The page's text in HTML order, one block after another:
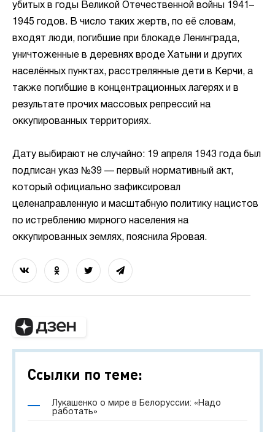
убитых в годы Великой Отечественной войны 1941–
1945 годов. В число таких жертв, по её словам,
входят люди, погибшие при блокаде Ленинграда,
уничтоженные в деревнях вроде Хатыни и других
населённых пунктах, расстрелянные дети в Керчи, а
также погибшие в концентрационных лагерях и в
результате прочих массовых репрессий на
оккупированных территориях.
Дату выбирают не случайно: 19 апреля 1943 года был
подписан указ №39 — первый нормативный акт,
который официально зафиксировал
целенаправленную и масштабную политику нацистов
по истреблению мирного населения на
оккупированных землях, пояснила Яровая.
Ссылки по теме:
Лукашенко о мире в Белоруссии: «Надо
работать»